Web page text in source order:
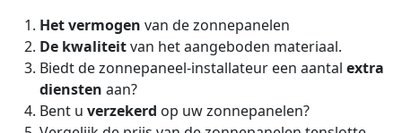
Het vermogen van de zonnepanelen
De kwaliteitvan het aangeboden materiaal.
Biedt de zonnepaneel-installateur een aantal extra
diensten aan?
Bent u verzekerd op uw zonnepanelen?